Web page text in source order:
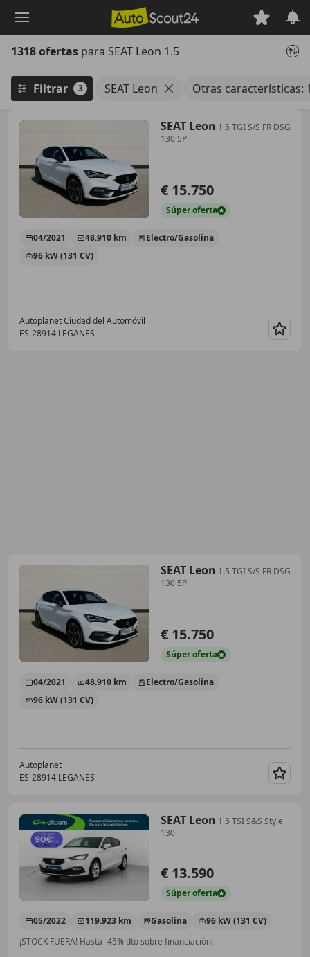
principal
1318 ofertas para SEAT Leon 1.5
Filtrar 3 SEAT Leon Otras características:
SEAT Leon 1.5 TGI S/S FR DSG
130 5P
€ 15.750
Súperoferta
04/2021 48.910 km
Electro/Gasolina
96 kW (131 CV)
Autoplanet Ciudad del Automóvil
ES-28914 LEGANES
SEAT Leon 1.5 TGI S/S FR DSG
130 5P
€ 15.750
Súperoferta
04/2021 48.910 km
Electro/Gasolina
96 kW (131 CV)
Autoplanet
ES-28914 LEGANES
SEAT Leon 1.5 TSI S&S Style
130
€ 13.590
Súperoferta
05/2022 119.923 km Gasolina
96 kW (131 CV)
¡STOCK FUERA! Hasta -45% dto sobre financiación!